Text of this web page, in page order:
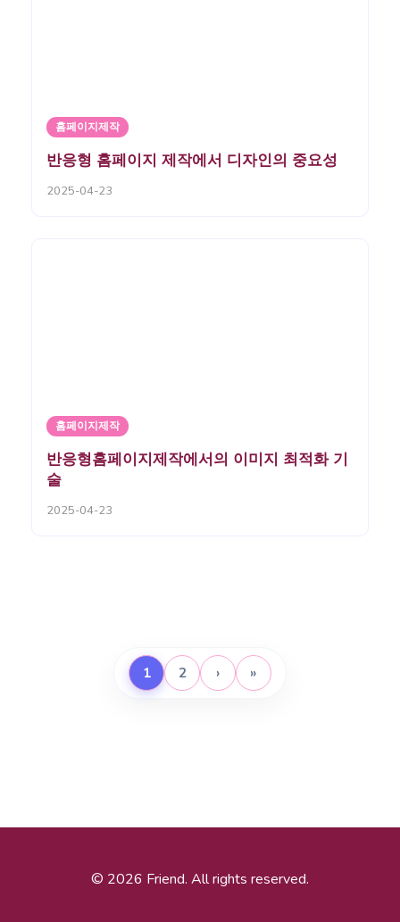
홈페이지제작
반응형 홈페이지 제작에서 디자인의 중요성
2025-04-23
홈페이지제작
반응형홈페이지제작에서의 이미지 최적화 기
술
2025-04-23
1 2 › »
© 2026 Friend. All rights reserved.